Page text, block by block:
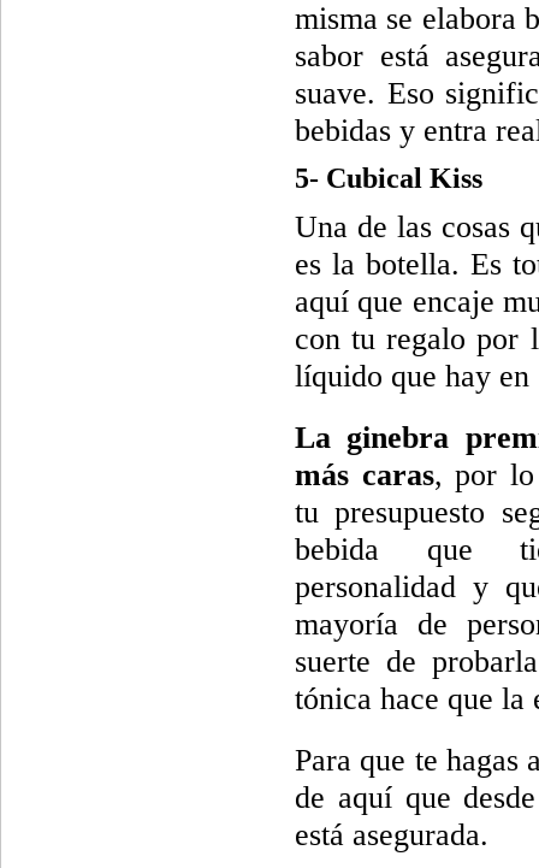
misma se elabora
sabor está
suave. Eso
bebidas y entra
5- Cubical Kiss
Una de las cosas
es la botella. Es
aquí que encaje
con tu regalo por
líquido que hay
La ginebra
más caras, por lo
tu presupuesto
bebida que
personalidad y
mayoría de
suerte de
tónica hace que
Para que te hagas
de aquí que
está asegurada.